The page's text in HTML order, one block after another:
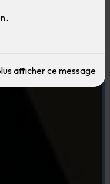
afficher ce message